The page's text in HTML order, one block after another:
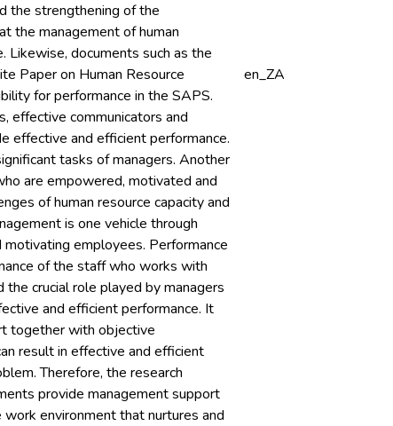
the strengthening of the
the management of human
Likewise, documents such as the
Paper on Human Resource
for performance in the SAPS.
effective communicators and
effective and efficient performance.
tasks of managers. Another
are empowered, motivated and
of human resource capacity and
is one vehicle through
employees. Performance
of the staff who works with
crucial role played by managers
and efficient performance. It
together with objective
result in effective and efficient
Therefore, the research
provide management support
environment that nurtures and
en_ZA